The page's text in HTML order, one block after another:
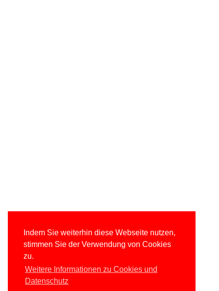
Indem Sie weiterhin diese Webseite nutzen,
stimmen Sie der Verwendung von Cookies
zu.
Weitere Informationen zu Cookies und
Datenschutz